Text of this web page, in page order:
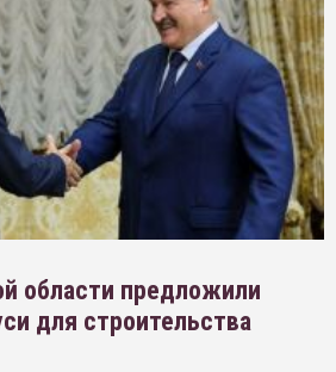
области предложили
для строительства